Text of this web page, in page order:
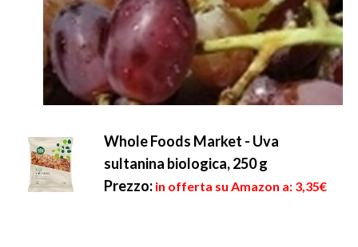
Whole Foods Market - Uva
sultanina biologica, 250 g
Prezzo: in offerta su Amazon a: 3,35€